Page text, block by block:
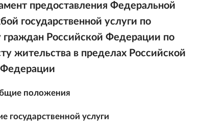
предоставления Федеральной
государственной услуги по
граждан Российской Федерации по
жительства в пределах Российской
Федерации
положения
государственной услуги